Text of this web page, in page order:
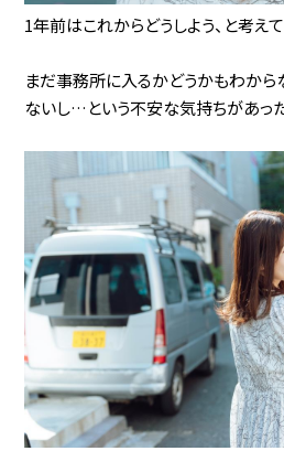
1年前はこれからどうしよう、と考え
まだ事務所に入るかどうかもわから
ないし…という不安な気持ちがあっ